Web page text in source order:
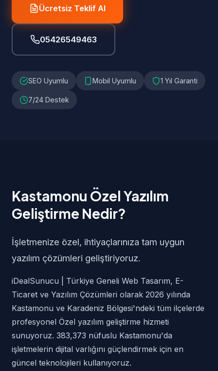
Ücretsiz Teklif Al
05426549463
SEO Uyumlu Mobil Uyumlu 1 Yıl Garanti
7/24 Destek
Kastamonu Özel Yazılım
Geliştirme Nedir?
İşletmenize özel, ihtiyaçlarınıza tam uygun
yazılım çözümleri geliştiriyoruz.
iDealSunucu | Türkiye Geneli Web Tasarım, E-
Ticaret ve Yazılım Çözümleri olarak 2026 yılında
Kastamonu ve Karadeniz Bölgesi'ndeki tüm ilçelerde
profesyonel Özel yazılım geliştirme hizmeti
sunuyoruz. 383,373 nüfuslu Kastamonu'da
işletmelerin dijital varlığını güçlendirmek için en
güncel teknolojileri kullanıyoruz.